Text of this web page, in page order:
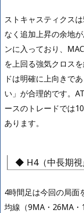
ストキャスティクス
なく追加上昇の余地
ンに入っており、
を上回る強気クロス
ドは明確に上向きで
い」が合理的です。
ースのトレードでは
あります。
◆ H4（中長期視
4時間足は今回の局面
均線（9MA・26MA